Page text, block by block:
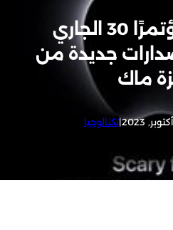
أبل تعقد مؤتمرًا 30 الجاري
جديدة من
ماك
|تكنالوجيا